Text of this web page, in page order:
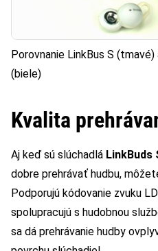
Porovnanie LinkBus S (tmavé)
(biele)
Kvalita
Aj keď sú slúchadlá LinkBuds
dobre prehrávať hudbu,
Podporujú kódovanie zvuku
spolupracujú s hudobnou
sa dá prehrávanie hudby